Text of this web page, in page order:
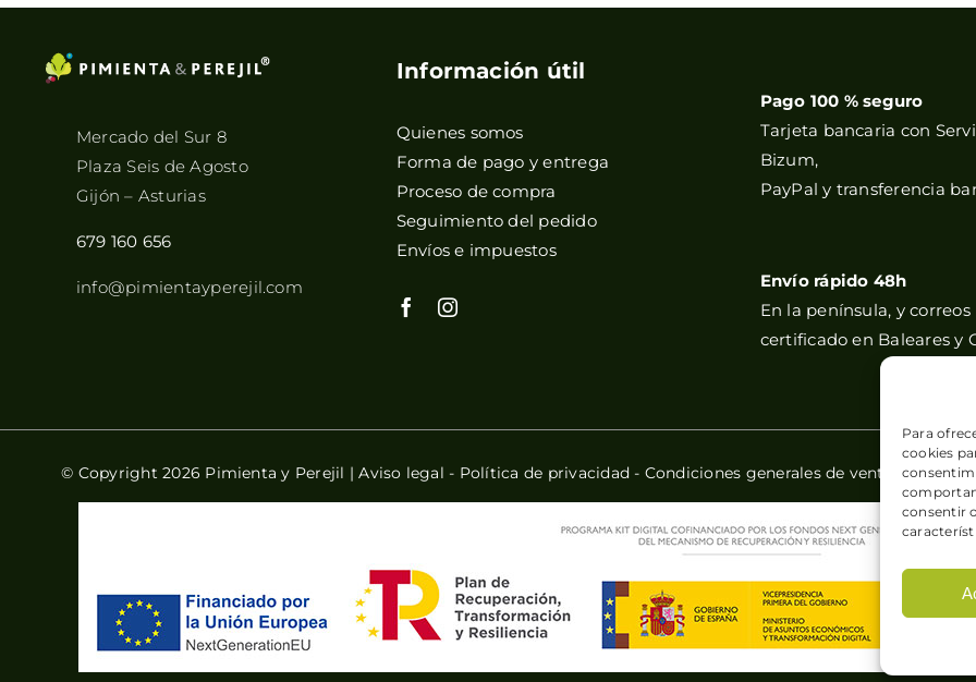
Para
cookies
consentir
Mercado del Sur 8
Plaza Seis de Agosto
Gijón – Asturias
679 160 656
info@pimientayperejil.com
Información útil
Quienes somos
Forma de pago y entrega
Proceso de compra
Seguimiento del pedido
Envíos e impuestos
Pago 100 % seguro
Tarjeta bancaria con
Bizum,
PayPal y transferencia
Envío rápido 48h
En la península, y correos
certificado en Baleares y
© Copyright 2026 Pimienta y Perejil |Aviso legal - Política de privacidad- Condiciones generales de venta -Política